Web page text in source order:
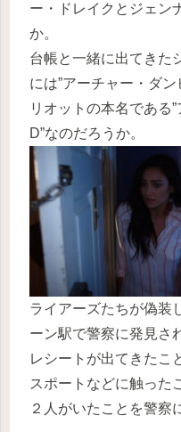
ー・ドレイクとジェン
か。
台帳と一緒に出てきた
には”アーチャー・ダ
リオットの本名である”
D”なのだろうか。
ライアーズたちが偽装
ーン駅で警察に発見さ
レシートが出てきたこ
スポートなどに触った
２人がいたことを警察